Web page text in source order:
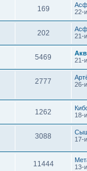
169
22-
202
21-
5469
21-
2777
26-
1262
18-
3088
17-
11444
13-